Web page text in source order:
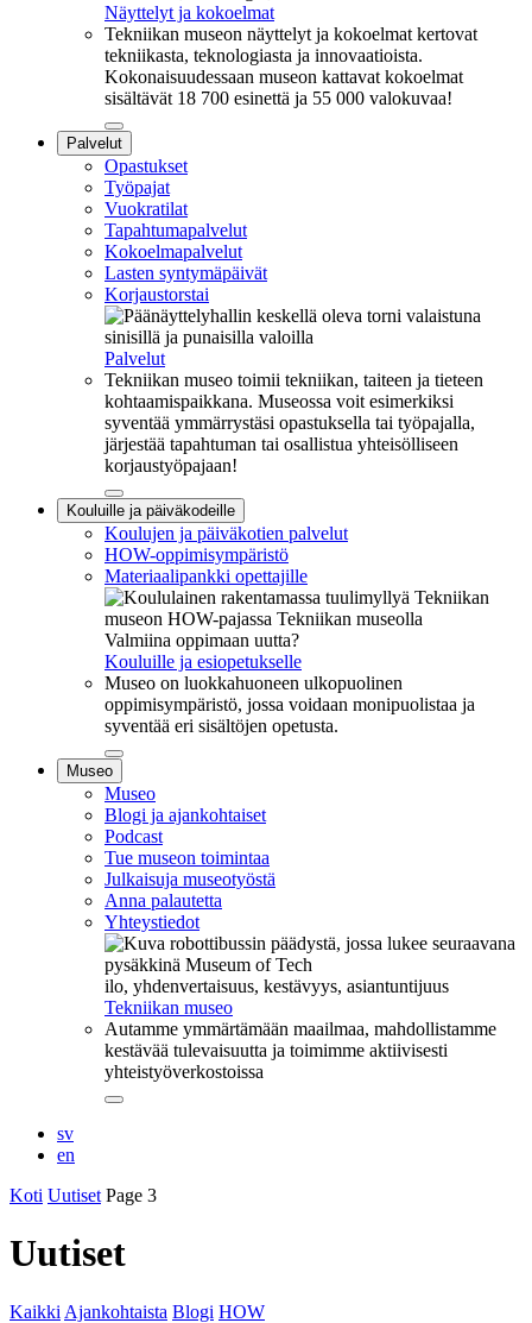
Näyttelyt ja kokoelmat
Tekniikan museon näyttelyt ja kokoelmat kertovat
tekniikasta, teknologiasta ja innovaatioista.
Kokonaisuudessaan museon kattavat kokoelmat
sisältävät 18 700 esinettä ja 55 000 valokuvaa!
Sulje
alavalikko
Palvelut
Opastukset
Työpajat
Vuokratilat
Tapahtumapalvelut
Kokoelmapalvelut
Lasten syntymäpäivät
Korjaustorstai
Palvelut
Tekniikan museo toimii tekniikan, taiteen ja tieteen
kohtaamispaikkana. Museossa voit esimerkiksi
syventää ymmärrystäsi opastuksella tai työpajalla,
järjestää tapahtuman tai osallistua yhteisölliseen
korjaustyöpajaan!
Sulje
alavalikko
Kouluille ja päiväkodeille
Koulujen ja päiväkotien palvelut
HOW-oppimisympäristö
Materiaalipankki opettajille
Valmiina oppimaan uutta?
Kouluille ja esiopetukselle
Museo on luokkahuoneen ulkopuolinen
oppimisympäristö, jossa voidaan monipuolistaa ja
syventää eri sisältöjen opetusta.
Sulje
alavalikko
Museo
Museo
Blogi ja ajankohtaiset
Podcast
Tue museon toimintaa
Julkaisuja museotyöstä
Anna palautetta
Yhteystiedot
ilo, yhdenvertaisuus, kestävyys, asiantuntijuus
Tekniikan museo
Autamme ymmärtämään maailmaa, mahdollistamme
kestävää tulevaisuutta ja toimimme aktiivisesti
yhteistyöverkostoissa
Sulje
sv
en
Koti Uutiset Page 3
Uutiset
Kaikki Ajankohtaista Blogi HOW